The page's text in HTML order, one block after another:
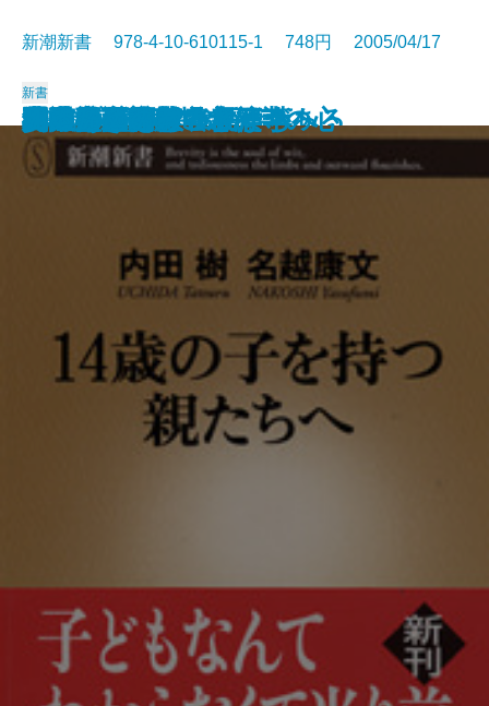
不動心
ウェブ人間論
剣と禅のこころ
自分らしい逝き方
本気で言いたいことがある
池波正太郎劇場
超バカの壁
ヘミングウェイの言葉
野垂れ死に
「裸のサル」の幸福論
新潮新書 978-4-10-610115-1 748円 2005/04/17
新書
14歳の子を持つ親たちへ
男の引き際
妻に捧げた1778話
釈迦に説法
死の壁
翼のある言葉
法隆寺の智慧 永平寺の心
山本周五郎のことば
バカの壁
死ぬための教養